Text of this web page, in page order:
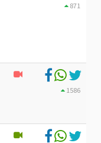
871
1586